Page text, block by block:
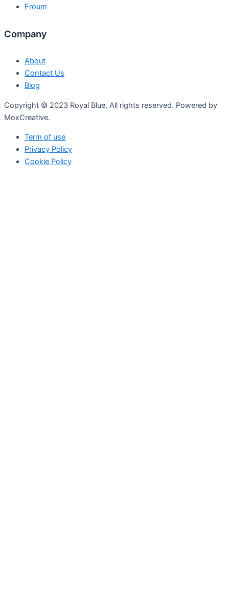
Froum
Company
About
Contact Us
Blog
Copyright © 2023 Royal Blue, All rights reserved. Powered by
MoxCreative.
Term of use
Privacy Policy
Cookie Policy